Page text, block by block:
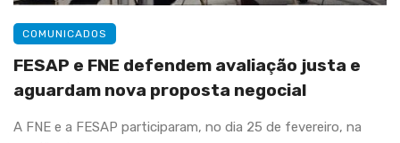
COMUNICADOS
FESAP e FNE defendem avaliação justa e
aguardam nova proposta negocial
A FNE e a FESAP participaram, no dia 25 de fevereiro, na